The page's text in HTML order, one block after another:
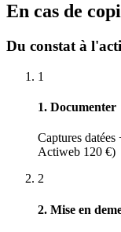
En cas de
Du constat à
1
1. Documenter
Captures
Actiweb 120 €)
2
2. Mise en